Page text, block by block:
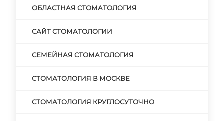
ОБЛАСТНАЯ СТОМАТОЛОГИЯ
САЙТ СТОМАТОЛОГИИ
СЕМЕЙНАЯ СТОМАТОЛОГИЯ
СТОМАТОЛОГИЯ В МОСКВЕ
СТОМАТОЛОГИЯ КРУГЛОСУТОЧНО